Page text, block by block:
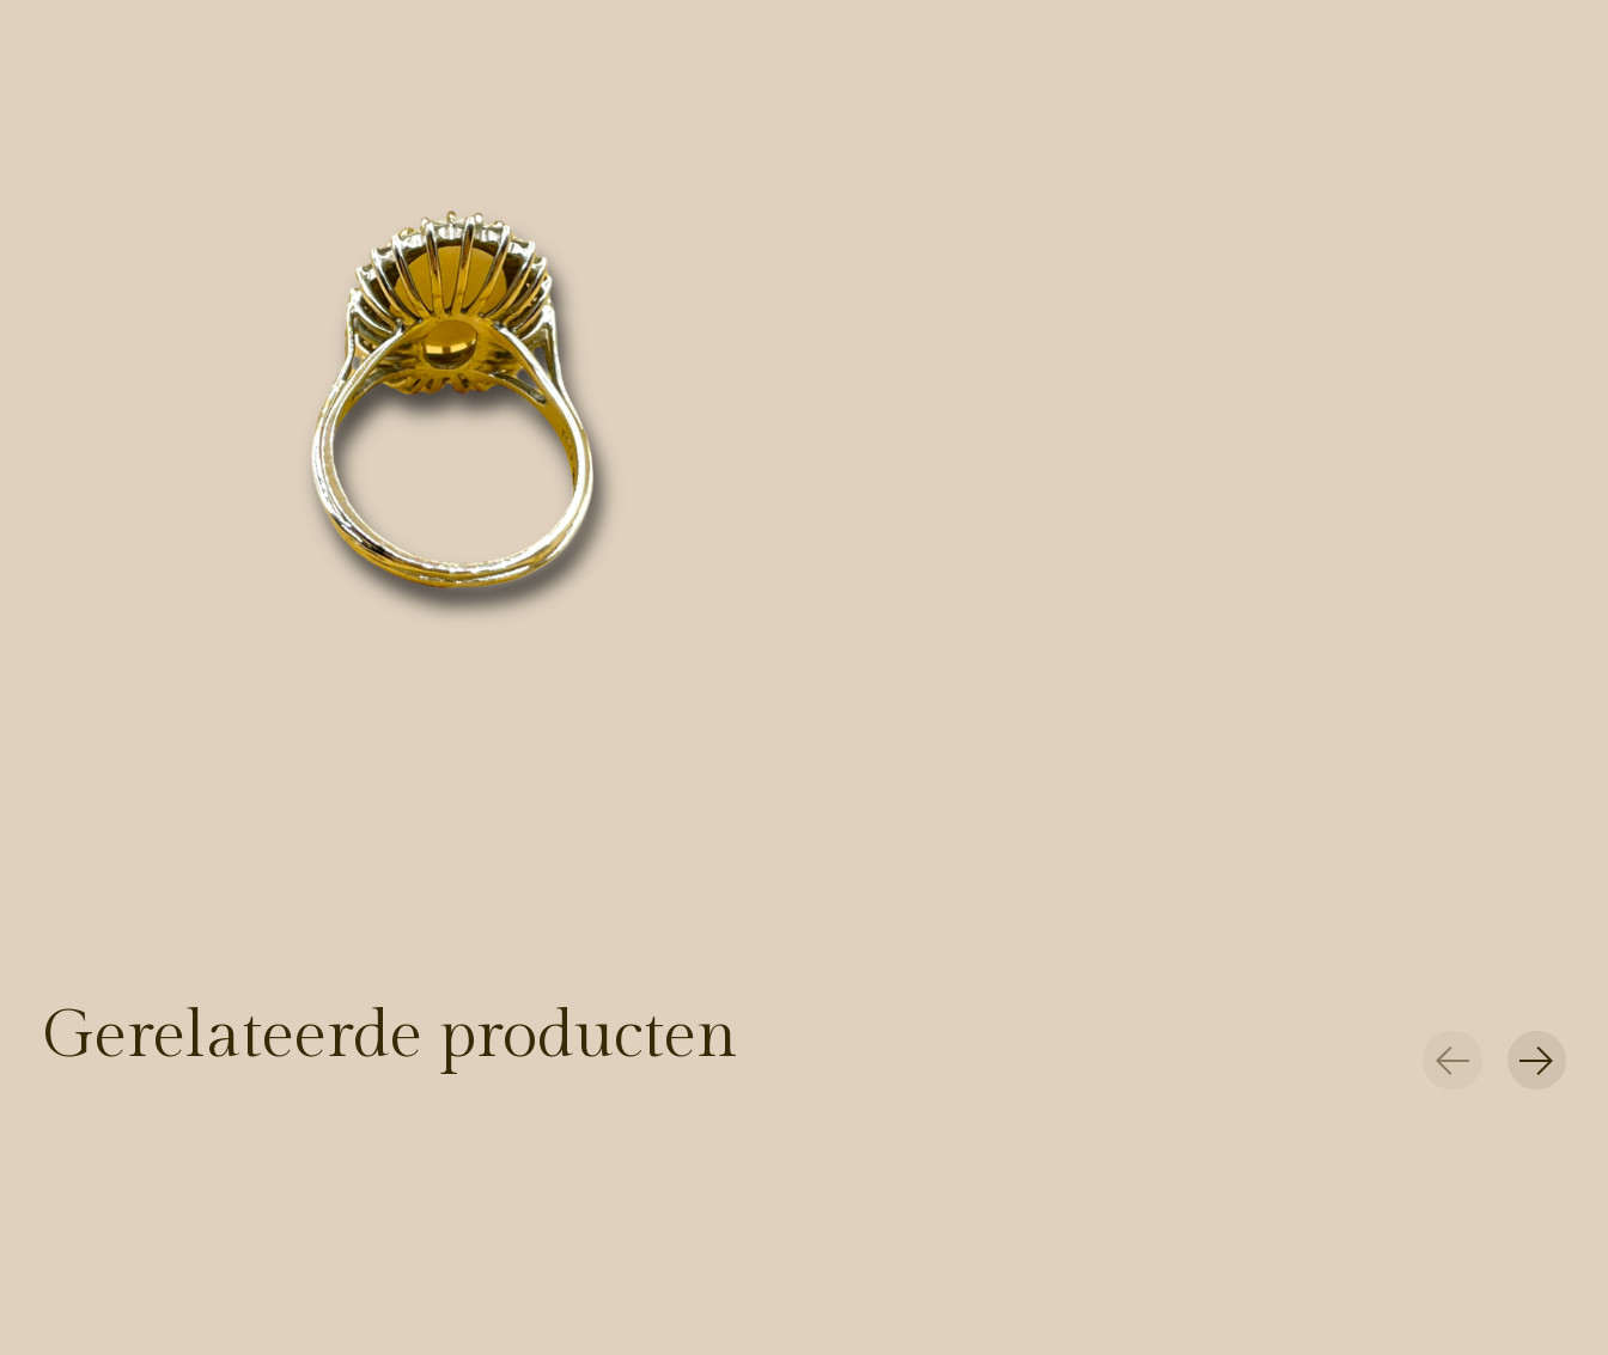
Gerelateerde producten